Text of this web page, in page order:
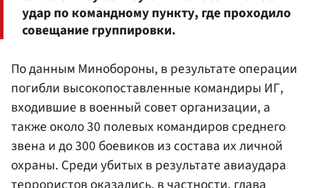
удар по командному пункту, где проходило
совещание группировки.
По данным Минобороны, в результате операции
погибли высокопоставленные командиры ИГ,
входившие в военный совет организации, а
также около 30 полевых командиров среднего
звена и до 300 боевиков из состава их личной
охраны. Среди убитых в результате авиаудара